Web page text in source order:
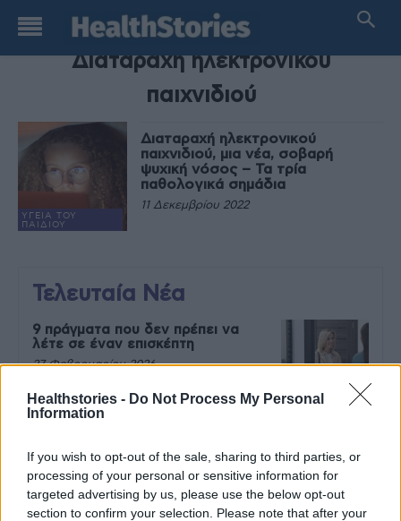
Healthstories - Do Not Process My Personal
Information
If you wish to opt-out of the sale, sharing to third parties, or
processing of your personal or sensitive information for
targeted advertising by us, please use the below opt-out
section to confirm your selection. Please note that after your
TAG
Διαταραχή ηλεκτρονικού
παιχνιδιού
ΥΓΕΊΑ ΤΟΥ
ΠΑΙΔΙΟΎ
Διαταραχή ηλεκτρονικού
παιχνιδιού, μια νέα, σοβαρή
ψυχική νόσος – Τα τρία
παθολογικά σημάδια
11 Δεκεμβρίου 2022
Τελευταία Νέα
9 πράγματα που δεν πρέπει να
λέτε σε έναν επισκέπτη
27 Φεβρουαρίου 2026
γεννηθεί μέσω εξωσωματικής, με
την υποστήριξη της Be-Live
27 Φεβρουαρίου 2026